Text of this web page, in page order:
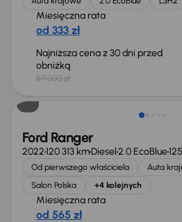
Miesięczna rata
od 333 zł
Najniższa cena z 30 dni przed
obniżką
57 000 zł
Możliwość odliczenia VAT
Ford Ranger
2022120 313 kmDiesel2.0 EcoBlue
Od pierwszego właściciela Auta
Salon Polska
+4 kolejnych
Miesięczna rata
od 565 zł